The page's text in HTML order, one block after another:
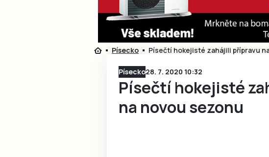
Písecko Písečtí hokejisté zahájili přípravu
Písecko28. 7. 2020 10:32
Písečtí hokejisté
na novou sezonu